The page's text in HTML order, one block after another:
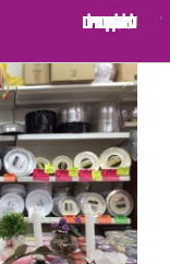
מגוון ענק של כלים חד פעימיים לימי הולדת